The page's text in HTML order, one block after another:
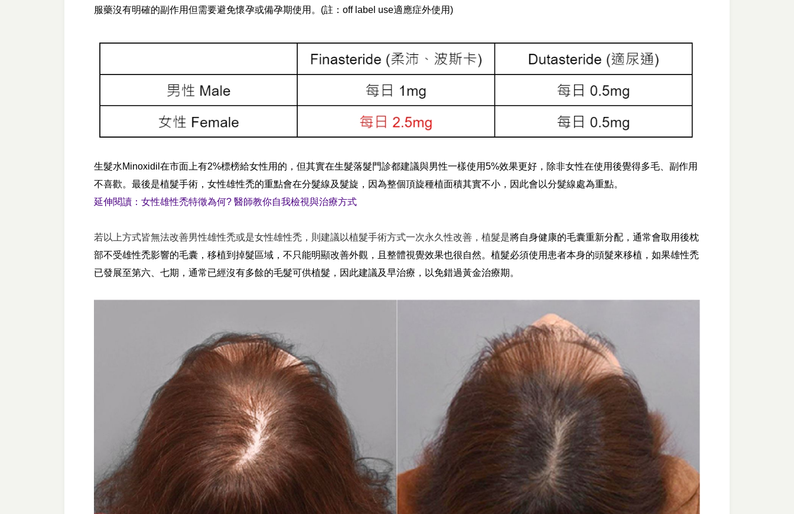
服藥沒有明確的副作用但需要避免懷孕或備孕期使用。(註：off label use適應症外使用)
生髮水Minoxidil在市面上有2%標榜給女性用的，但其實在生髮落髮門診都建議與男性一樣使用5%效果更好，除非女性在使用後覺得多毛、副作用
不喜歡。最後是植髮手術，女性雄性禿的重點會在分髮線及髮旋，因為整個頂旋種植面積其實不小，因此會以分髮線處為重點。
延伸閱讀： 女性雄性禿特徵為何? 醫師教你自我檢視與治療方式
若以上方式皆無法改善男性雄性禿或是女性雄性禿，則建議以植髮手術方式一次永久性改善，植髮是將自身健康的毛囊重新分配，通常會取用後枕
部不受雄性禿影響的毛囊，移植到掉髮區域，不只能明顯改善外觀，且整體視覺效果也很自然。植髮必須使用患者本身的頭髮來移植，如果雄性禿
已發展至第六、七期，通常已經沒有多餘的毛髮可供植髮，因此建議及早治療，以免錯過黃金治療期。